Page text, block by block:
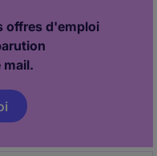
offres d'emploi
mail.